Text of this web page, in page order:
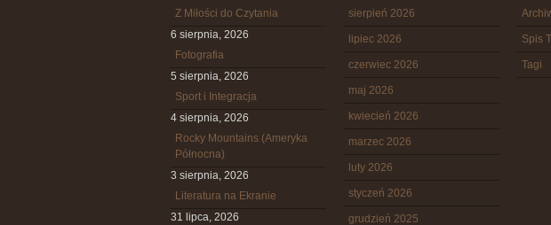
Z Miłości do Czytania
6 sierpnia, 2026
Fotografia
5 sierpnia, 2026
Sport i Integracja
4 sierpnia, 2026
Rocky Mountains (Ameryka
Północna)
3 sierpnia, 2026
Literatura na Ekranie
31 lipca, 2026
sierpień 2026
lipiec 2026
czerwiec 2026
maj 2026
kwiecień 2026
marzec 2026
luty 2026
styczeń 2026
grudzień 2025
Spis
Tagi